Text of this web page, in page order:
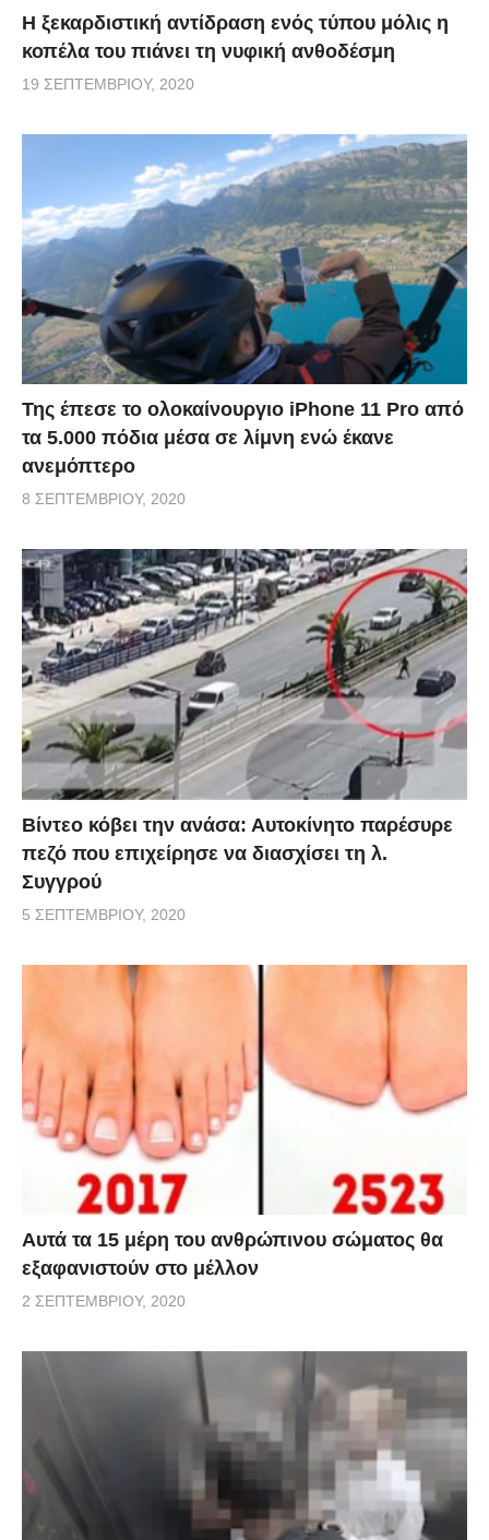
Η ξεκαρδιστική αντίδραση ενός τύπου μόλις η
κοπέλα του πιάνει τη νυφική ανθοδέσμη
19 ΣΕΠΤΕΜΒΡΊΟΥ, 2020
Της έπεσε το ολοκαίνουργιο iPhone 11 Pro από
τα 5.000 πόδια μέσα σε λίμνη ενώ έκανε
ανεμόπτερο
8 ΣΕΠΤΕΜΒΡΊΟΥ, 2020
Βίντεο κόβει την ανάσα: Αυτοκίνητο παρέσυρε
πεζό που επιχείρησε να διασχίσει τη λ.
Συγγρού
5 ΣΕΠΤΕΜΒΡΊΟΥ, 2020
Αυτά τα 15 μέρη του ανθρώπινου σώματος θα
εξαφανιστούν στο μέλλον
2 ΣΕΠΤΕΜΒΡΊΟΥ, 2020